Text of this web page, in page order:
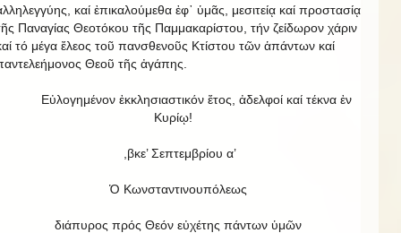
καί ἐπικαλούμεθα ἐφ᾿ ὑμᾶς, μεσιτείᾳ καί προστασίᾳ
Παναγίας Θεοτόκου τῆς Παμμακαρίστου, τήν ζείδωρον χάριν
τό μέγα ἔλεος τοῦ πανσθενοῦς Κτίστου τῶν ἁπάντων καί
Θεοῦ τῆς ἀγάπης.
Εὐλογημένον ἐκκλησιαστικόν ἔτος, ἀδελφοί καί τέκνα ἐν
Κυρίῳ!
,βκε’ Σεπτεμβρίου α’
Ὁ Κωνσταντινουπόλεως
διάπυρος πρός Θεόν εὐχέτης πάντων ὑμῶν